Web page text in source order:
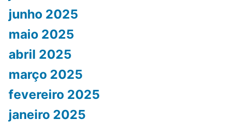
junho 2025
maio 2025
abril 2025
março 2025
fevereiro 2025
janeiro 2025